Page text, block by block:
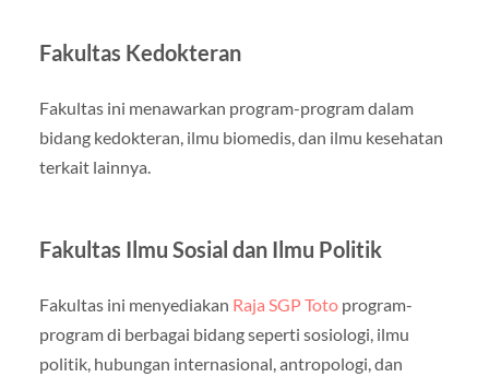
Fakultas Kedokteran
Fakultas ini menawarkan program-program dalam
bidang kedokteran, ilmu biomedis, dan ilmu kesehatan
terkait lainnya.
Fakultas Ilmu Sosial dan Ilmu Politik
Fakultas ini menyediakan Raja SGP Totoprogram-
program di berbagai bidang seperti sosiologi, ilmu
politik, hubungan internasional, antropologi, dan